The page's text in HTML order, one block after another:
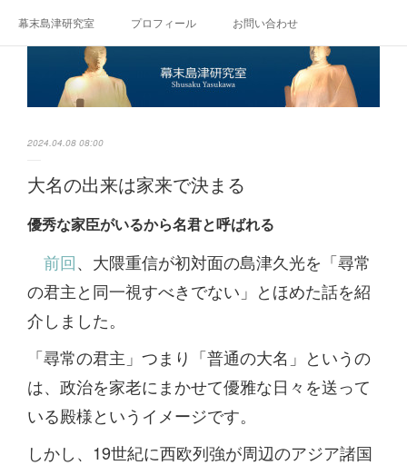
幕末島津研究室 プロフィール お問い合わせ
2024.04.08 08:00
大名の出来は家来で決まる
優秀な家臣がいるから名君と呼ばれる
前回、大隈重信が初対面の島津久光を「尋常
の君主と同一視すべきでない」とほめた話を紹
介しました。
「尋常の君主」つまり「普通の大名」というの
は、政治を家老にまかせて優雅な日々を送って
いる殿様というイメージです。
しかし、19世紀に西欧列強が周辺のアジア諸国